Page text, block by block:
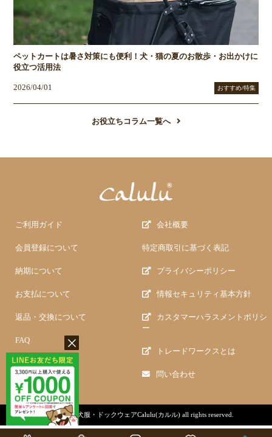
ペットカートは暑さ対策にも便利！犬・猫の夏のお散歩・お出かけに
役立つ活用法
2026/04/01 おすすめ/特集
お役立ちコラム一覧へ
ご利用ガイド
会員登録について
納期について
お支払について
返品・交換について
FAQ
会社概要
特定商取引に基づく表記
プライバシーポリシー
情報セキュリティ基本方針
カスタマーハラスメントポリシ
ー
トレードワークスとは
問い合わせ
copyright (c)犬服・ドックウェアCalulu(カルル) all rights reserved.